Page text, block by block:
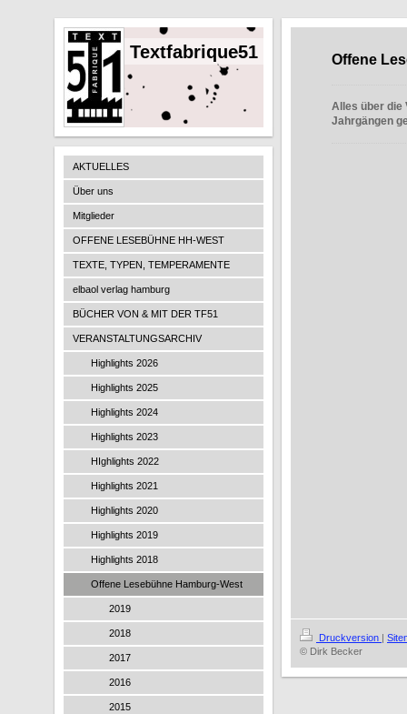
Textfabrique51
AKTUELLES
Über uns
Mitglieder
OFFENE LESEBÜHNE HH-WEST
TEXTE, TYPEN, TEMPERAMENTE
elbaol verlag hamburg
BÜCHER VON & MIT DER TF51
VERANSTALTUNGSARCHIV
Highlights 2026
Highlights 2025
Highlights 2024
Highlights 2023
HIghlights 2022
Highlights 2021
Highlights 2020
Highlights 2019
Highlights 2018
Offene Lesebühne Hamburg-West
2019
2018
2017
2016
2015
Offene
Alles über die
Jahrgängen
Druckversion |
© Dirk Becker